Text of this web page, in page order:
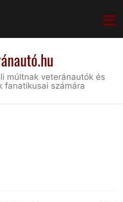
múltnak veteránautók és
fanatikusai számára